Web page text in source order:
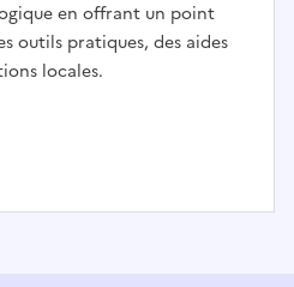
en offrant un point
outils pratiques, des aides
locales.